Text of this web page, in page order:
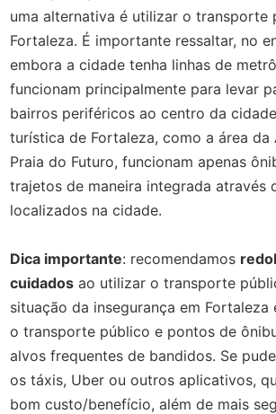
uma alternativa é utilizar o transporte
Fortaleza. É importante ressaltar, no
embora a cidade tenha linhas de
funcionam principalmente para levar
bairros periféricos ao centro da
turística de Fortaleza, como a área da
Praia do Futuro, funcionam apenas
trajetos de maneira integrada através
localizados na cidade.
Dica importante: recomendamos
cuidados ao utilizar o transporte
situação da insegurança em Fortaleza
o transporte público e pontos de
alvos frequentes de bandidos. Se
os táxis, Uber ou outros aplicativos,
bom custo/benefício, além de mais